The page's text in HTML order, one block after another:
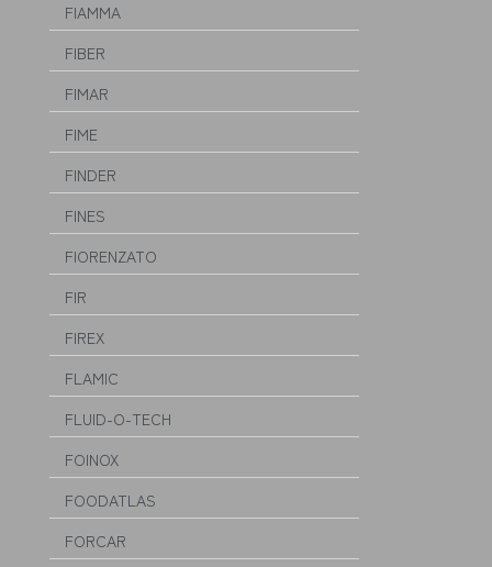
FIAMMA
FIBER
FIMAR
FIME
FINDER
FINES
FIORENZATO
FIR
FIREX
FLAMIC
FLUID-O-TECH
FOINOX
FOODATLAS
FORCAR